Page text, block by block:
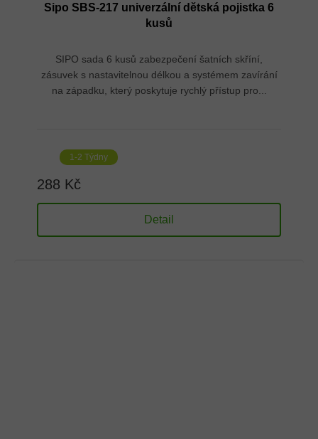
Sipo SBS-217 univerzální dětská pojistka 6
kusů
SIPO sada 6 kusů zabezpečení šatních skříní,
zásuvek s nastavitelnou délkou a systémem zavírání
na západku, který poskytuje rychlý přístup pro...
1-2 Týdny
288 Kč
Detail